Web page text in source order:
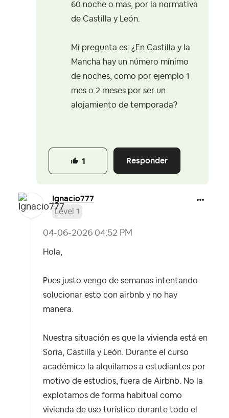
60 noche o mas, por la normativa
de Castilla y León.
Mi pregunta es: ¿En Castilla y la
Mancha hay un número mínimo
de noches, como por ejemplo 1
mes o 2 meses por ser un
alojamiento de temporada?
Responder
1
Ignacio777
Level 1
‎04-06-2026 04:52 PM
Hola,
Pues justo vengo de semanas intentando
solucionar esto con airbnb y no hay
manera.
Nuestra situación es que la vivienda está en
Soria, Castilla y León. Durante el curso
académico la alquilamos a estudiantes por
motivo de estudios, fuera de Airbnb. No la
explotamos de forma habitual como
vivienda de uso turístico durante todo el